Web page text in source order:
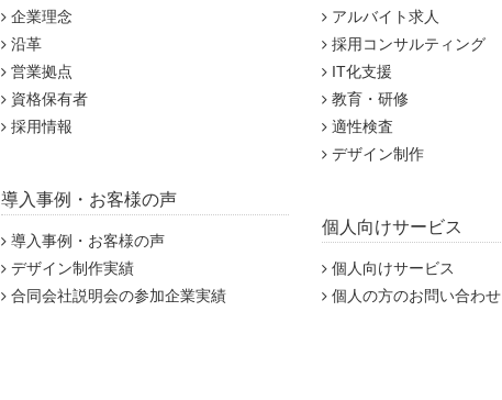
企業理念
沿革
営業拠点
資格保有者
採用情報
導入事例・お客様の声
導入事例・お客様の声
デザイン制作実績
合同会社説明会の参加企業実績
アルバイト求人
採用コンサルティング
IT化支援
教育・研修
適性検査
デザイン制作
個人向けサービス
個人向けサービス
個人の方のお問い合わせ